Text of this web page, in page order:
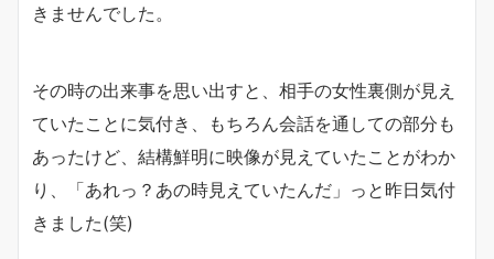
きませんでした。
その時の出来事を思い出すと、相手の女性裏側が見え
ていたことに気付き、もちろん会話を通しての部分も
あったけど、結構鮮明に映像が見えていたことがわか
り、「あれっ？あの時見えていたんだ」っと昨日気付
きました(笑)